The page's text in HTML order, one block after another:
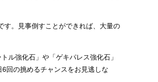
す。見事倒すことができれば、大量の
ル強化石」や「ゲキパレス強化石」
回の挑めるチャンスをお見逃しな